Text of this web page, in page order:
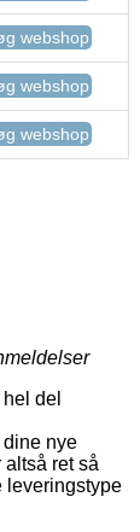
webshop
webshop
webshop
del
dine nye
ret så
leveringstype